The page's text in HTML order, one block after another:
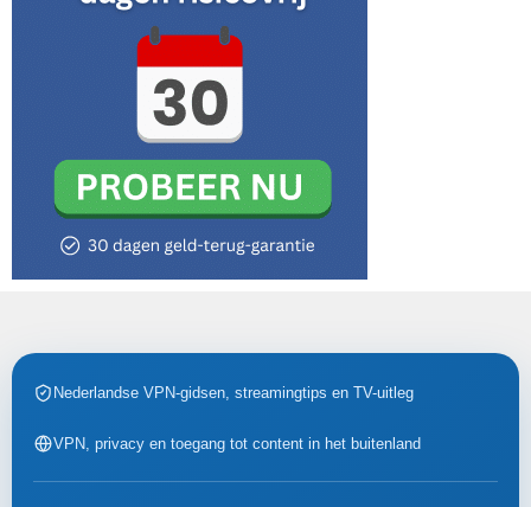
Nederlandse VPN-gidsen, streamingtips en TV-uitleg
VPN, privacy en toegang tot content in het buitenland